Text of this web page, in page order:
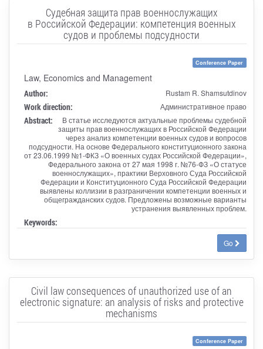
Судебная защита прав военнослужащих
в Российской Федерации: компетенция военных
судов и проблемы подсудности
Conference Paper
Law, Economics and Management
Author: Rustam R. Shamsutdinov
Work direction: Административное право
Abstract:
В статье исследуются актуальные проблемы судебной
защиты прав военнослужащих в Российской Федерации
через анализ компетенции военных судов и вопросов
подсудности. На основе Федерального конституционного закона
от 23.06.1999 №1-ФКЗ «О военных судах Российской Федерации»,
Федерального закона от 27 мая 1998 г. №76-ФЗ «О статусе
военнослужащих», практики Верховного Суда Российской
Федерации и Конституционного Суда Российской Федерации
выявлены коллизии в разграничении компетенции военных и
общегражданских судов. Предложены возможные варианты
устранения выявленных проблем.
Keywords:
Go
Civil law consequences of unauthorized use of an
electronic signature: an analysis of risks and protective
mechanisms
Conference Paper